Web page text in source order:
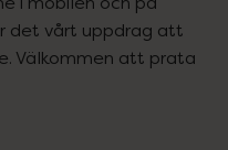
det vårt uppdrag att
Välkommen att prata